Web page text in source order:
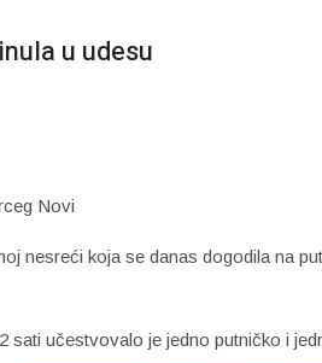
u udesu
Novi
nesreći koja se danas dogodila na
sati učestvovalo je jedno putničko i